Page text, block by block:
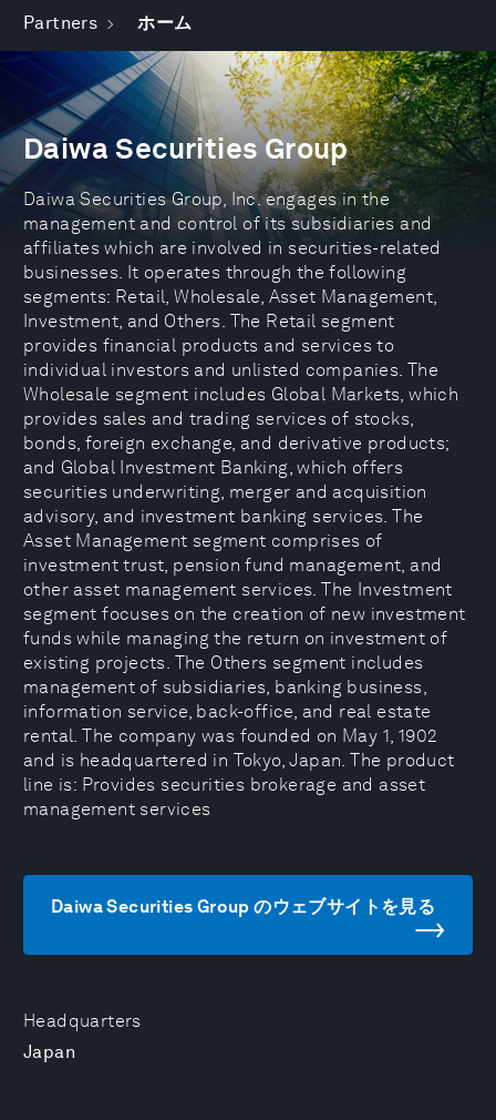
Partners ホーム
Headquarters
Japan
Daiwa Securities Group
Daiwa Securities Group, Inc. engages in the
management and control of its subsidiaries and
affiliates which are involved in securities-related
businesses. It operates through the following
segments: Retail, Wholesale, Asset Management,
Investment, and Others. The Retail segment
provides financial products and services to
individual investors and unlisted companies. The
Wholesale segment includes Global Markets, which
provides sales and trading services of stocks,
bonds, foreign exchange, and derivative products;
and Global Investment Banking, which offers
securities underwriting, merger and acquisition
advisory, and investment banking services. The
Asset Management segment comprises of
investment trust, pension fund management, and
other asset management services. The Investment
segment focuses on the creation of new investment
funds while managing the return on investment of
existing projects. The Others segment includes
management of subsidiaries, banking business,
information service, back-office, and real estate
rental. The company was founded on May 1, 1902
and is headquartered in Tokyo, Japan. The product
line is: Provides securities brokerage and asset
management services
Daiwa Securities Group のウェブサイトを見る